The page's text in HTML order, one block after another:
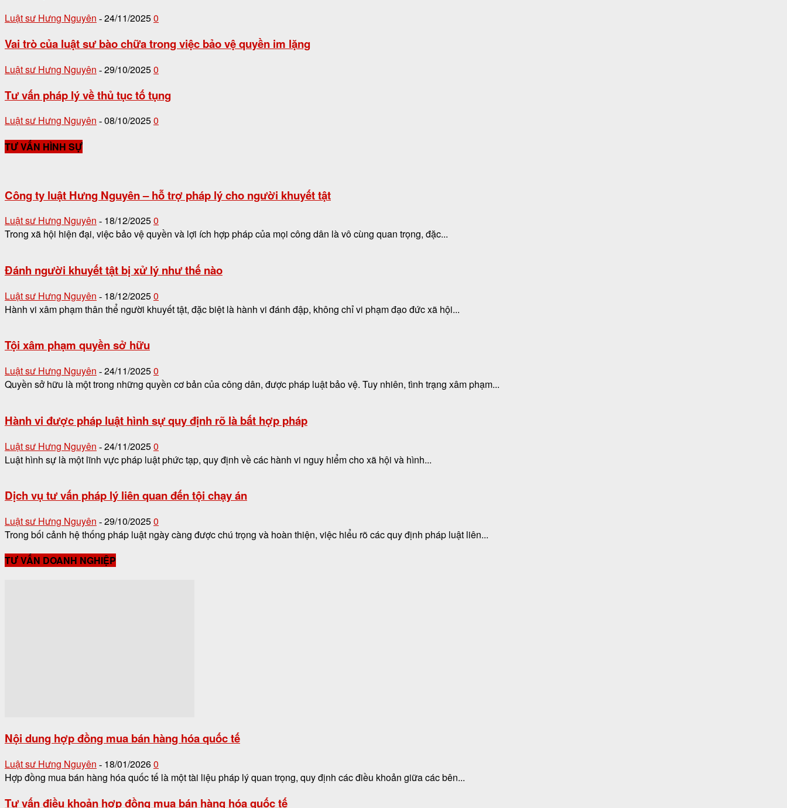
Luật sư Hưng Nguyên - 24/11/20250
Vai trò của luật sư bào chữa trong việc bảo vệ quyền im lặng
Luật sư Hưng Nguyên - 29/10/20250
Tư vấn pháp lý về thủ tục tố tụng
Luật sư Hưng Nguyên - 08/10/20250
TƯ VẤN HÌNH SỰ
Công ty luật Hưng Nguyên – hỗ trợ pháp lý cho người khuyết tật
Luật sư Hưng Nguyên - 18/12/20250
Trong xã hội hiện đại, việc bảo vệ quyền và lợi ích hợp pháp của mọi công dân là vô cùng quan trọng, đặc...
Đánh người khuyết tật bị xử lý như thế nào
Luật sư Hưng Nguyên - 18/12/20250
Hành vi xâm phạm thân thể người khuyết tật, đặc biệt là hành vi đánh đập, không chỉ vi phạm đạo đức xã hội...
Tội xâm phạm quyền sở hữu
Luật sư Hưng Nguyên - 24/11/20250
Quyền sở hữu là một trong những quyền cơ bản của công dân, được pháp luật bảo vệ. Tuy nhiên, tình trạng xâm phạm...
Hành vi được pháp luật hình sự quy định rõ là bất hợp pháp
Luật sư Hưng Nguyên - 24/11/20250
Luật hình sự là một lĩnh vực pháp luật phức tạp, quy định về các hành vi nguy hiểm cho xã hội và hình...
Dịch vụ tư vấn pháp lý liên quan đến tội chạy án
Luật sư Hưng Nguyên - 29/10/20250
Trong bối cảnh hệ thống pháp luật ngày càng được chú trọng và hoàn thiện, việc hiểu rõ các quy định pháp luật liên...
TƯ VẤN DOANH NGHIỆP
Nội dung hợp đồng mua bán hàng hóa quốc tế
Luật sư Hưng Nguyên - 18/01/20260
Hợp đồng mua bán hàng hóa quốc tế là một tài liệu pháp lý quan trọng, quy định các điều khoản giữa các bên...
Tư vấn điều khoản hợp đồng mua bán hàng hóa quốc tế